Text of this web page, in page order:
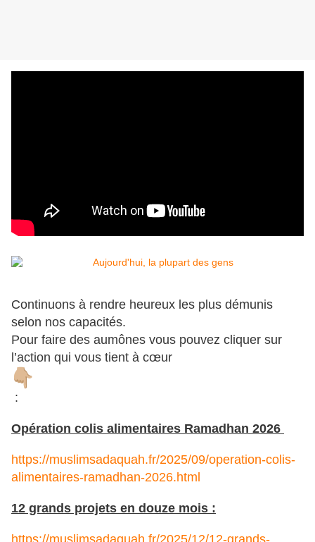
Continuons à rendre heureux les plus démunis
selon nos capacités.
Pour faire des aumônes vous pouvez cliquer sur
l’action qui vous tient à cœur
:
Opération colis alimentaires Ramadhan 2026
https://muslimsadaquah.fr/2025/09/operation-colis-
alimentaires-ramadhan-2026.html
12 grands projets en douze mois :